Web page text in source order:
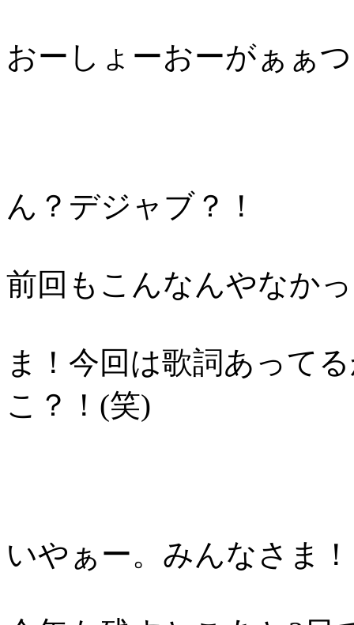
おーしょーおーがぁぁつ
ん？デジャブ？！
前回もこんなんやなか
ま！今回は歌詞あって
こ？！(笑)
いやぁー。みんなさま